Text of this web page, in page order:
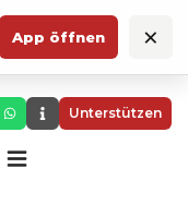
App öffnen ×
Unterstützen